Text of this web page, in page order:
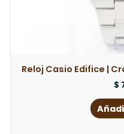
Reloj Casio Edifice |
$